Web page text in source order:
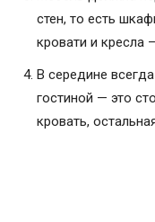
стен, то есть
кровати и кресла
В середине
гостиной — это
кровать,